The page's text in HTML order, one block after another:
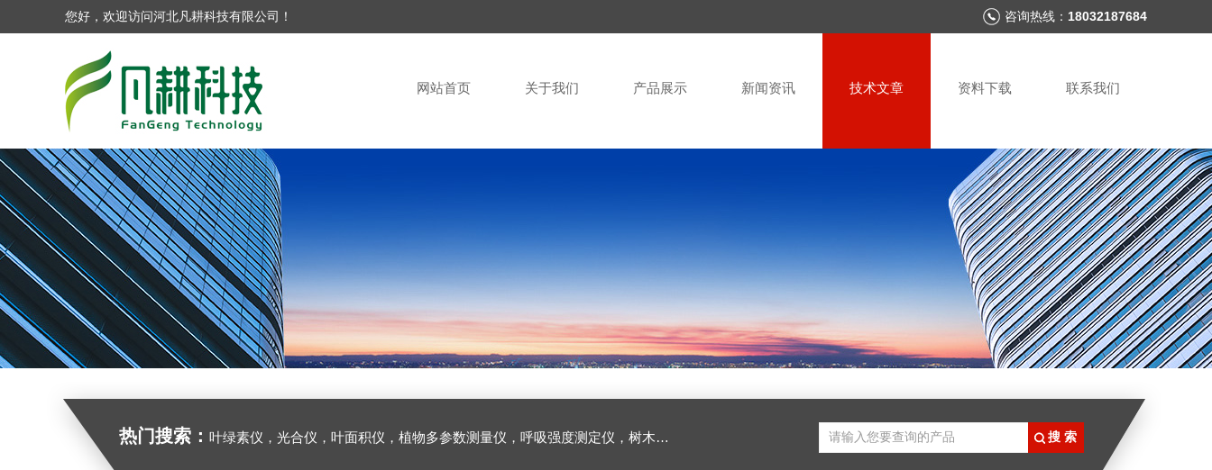
您好，欢迎访问河北凡耕科技有限公司！ 咨询热线： 18032187684
网站首页 关于我们 产品展示 新闻资讯 技术文章 资料下载 联系我们
热门搜索： 叶绿素仪，光合仪，叶面积仪，植物多参数测量仪，呼吸强度测定仪，树木生长锥，根系扫描仪